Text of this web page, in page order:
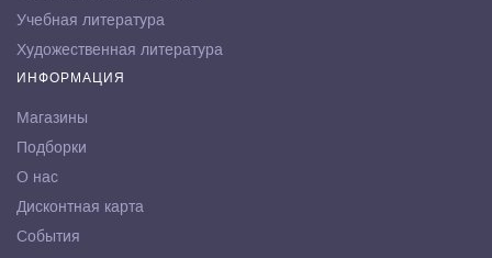
Учебная литература
Художественная литература
ИНФОРМАЦИЯ
Магазины
Подборки
О нас
Дисконтная карта
События